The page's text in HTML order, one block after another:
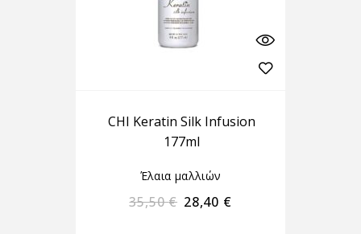
CHI Keratin Silk Infusion
177ml
Έλαια μαλλιών
35,50€ 28,40 €